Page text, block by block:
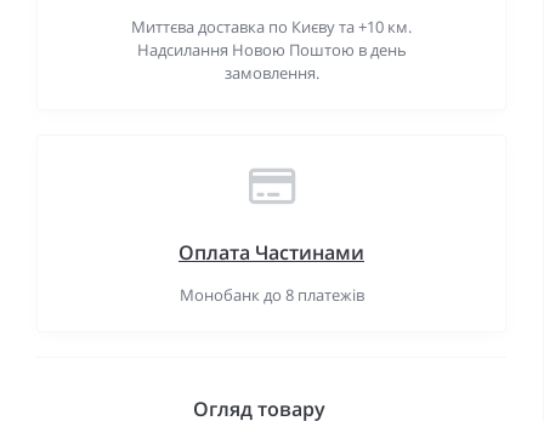
Миттєва доставка по Києву та +10 км.
Надсилання Новою Поштою в день
замовлення.
Оплата Частинами
Монобанк до 8 платежів
Огляд товару